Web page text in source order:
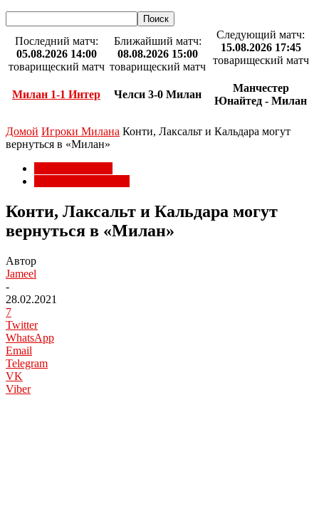
Последний матч:
05.08.2026 14:00
товарищеский матч
Милан 1-1 Интер
Ближайший матч:
08.08.2026 15:00
товарищеский матч
Челси 3-0 Милан
Следующий матч:
15.08.2026 17:45
товарищеский матч
Манчестер
Юнайтед - Милан
Домой Игроки Милана Конти, Лаксальт и Кальдара могут
вернуться в «Милан»
Конти, Лаксальт и Кальдара могут
вернуться в «Милан»
Автор
Jameel
-
28.02.2021
7
Twitter
WhatsApp
Email
Telegram
VK
Viber